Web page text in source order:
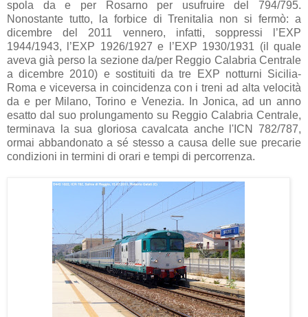
spola da e per Rosarno per usufruire del 794/795.
Nonostante tutto, la forbice di Trenitalia non si fermò: a
dicembre del 2011 vennero, infatti, soppressi l’EXP
1944/1943, l’EXP 1926/1927 e l’EXP 1930/1931 (il quale
aveva già perso la sezione da/per Reggio Calabria Centrale
a dicembre 2010) e sostituiti da tre EXP notturni Sicilia-
Roma e viceversa in coincidenza con i treni ad alta velocità
da e per Milano, Torino e Venezia. In Jonica, ad un anno
esatto dal suo prolungamento su Reggio Calabria Centrale,
terminava la sua gloriosa cavalcata anche l'ICN 782/787,
ormai abbandonato a sé stesso a causa delle sue precarie
condizioni in termini di orari e tempi di percorrenza.